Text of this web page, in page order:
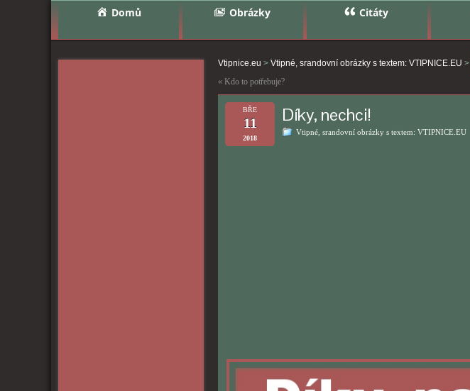
Domů Obrázky Citáty
Vtipnice.eu > Vtipné, srandovní obrázky s textem: VTIPNICE.EU >
« Kdo to potřebuje?
BŘE
11
2018
Díky, nechci!
Vtipné, srandovní obrázky s textem: VTIPNICE.EU